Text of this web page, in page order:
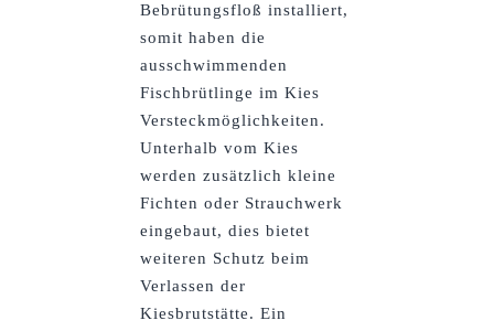
Bebrütungsfloß installiert,
somit haben die
ausschwimmenden
Fischbrütlinge im Kies
Versteckmöglichkeiten.
Unterhalb vom Kies
werden zusätzlich kleine
Fichten oder Strauchwerk
eingebaut, dies bietet
weiteren Schutz beim
Verlassen der
Kiesbrutstätte. Ein